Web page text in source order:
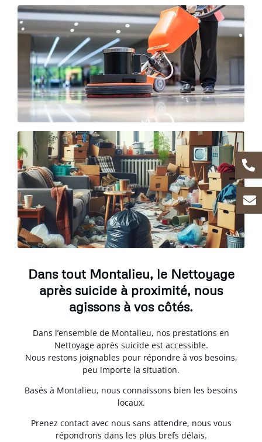
Dans tout Montalieu, le Nettoyage
après suicide à proximité, nous
agissons à vos côtés.
Dans l’ensemble de Montalieu, nos prestations en
Nettoyage après suicide est accessible.
Nous restons joignables pour répondre à vos besoins,
peu importe la situation.
Basés à Montalieu, nous connaissons bien les besoins
locaux.
Prenez contact avec nous sans attendre, nous vous
répondrons dans les plus brefs délais.